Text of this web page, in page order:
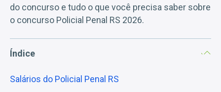
do concurso e tudo o que você precisa saber sobre
o concurso Policial Penal RS 2026.
Índice
Salários do Policial Penal RS